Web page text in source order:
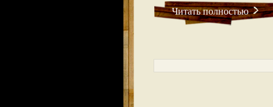
Читать полностью